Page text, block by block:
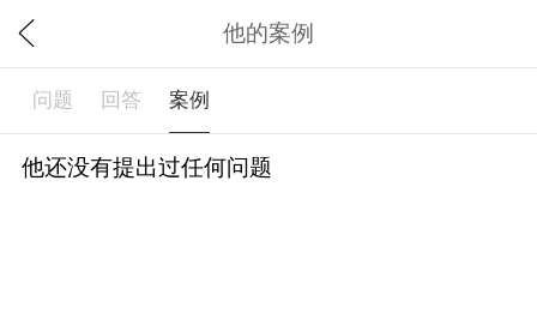
他的案例
问题 回答 案例
他还没有提出过任何问题